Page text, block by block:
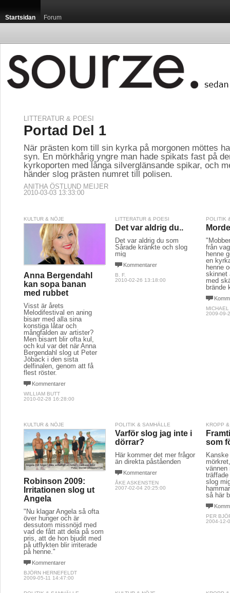
Startsidan Forum
LITTERATUR & POESI
Portad Del 1
När prästen kom till sin kyrka på morgonen möttes
syn. En mörkhårig yngre man hade spikats fast på
kyrkoporten med långa silverglänsande spikar, och
händer slog prästen numret till polisen.
ANITHA ÖSTLUND MEIJER
2010-03-03 13:33:00
KULTUR & NÖJE
Anna Bergendahl
kan sopa banan
med rubbet
Visst är årets
Melodifestival en aning
bisarr med alla sina
konstiga låtar och
mångfalden av artister?
Men bisarrt blir ofta kul,
och kul var det när Anna
Bergendahl slog ut Peter
Jöback i den sista
delfinalen, genom att få
flest röster.
Kommentarer
WILLIAM BUTT
2010-02-28 16:28:00
LITTERATUR & POESI
Det var aldrig du..
Det var aldrig du som
Sårade kränkte och slog
mig
Kommentarer
B. F.
2010-02-26 13:18:00
POLITIK
från
henne
en
henne
skinnet
med
brände
2009-09-
KULTUR & NÖJE
Robinson 2009:
Irritationen slog ut
Angela
"Nu klagar Angela så ofta
över hunger och är
dessutom missnöjd med
vad de fått att dela på som
pris, att de hon bjudit med
på utflykten blir irriterade
på henne."
Kommentarer
BJÖRN HERNEFELDT
2009-05-11 14:47:00
POLITIK & SAMHÄLLE
Varför slog jag inte i
dörrar?
Här kommer det mer frågor
än direkta påståenden
Kommentarer
ÅKE ASKENSTEN
2007-02-04 20:25:00
KROPP
som
vännen
slog
så här
PER
2004-12-